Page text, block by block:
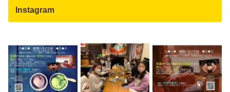
Instagram